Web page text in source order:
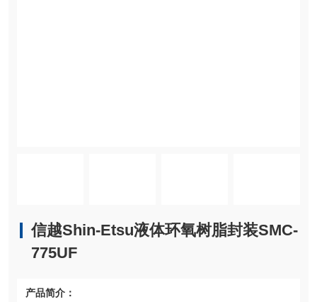
信越Shin-Etsu液体环氧树脂封装SMC-
775UF
产品简介：